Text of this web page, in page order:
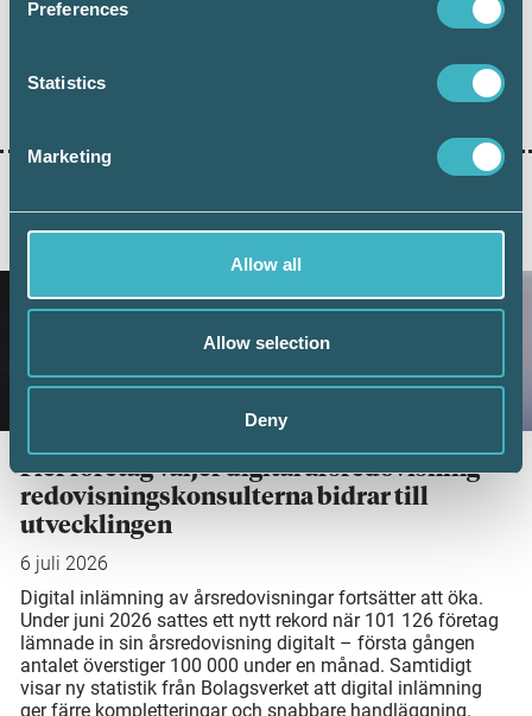
Preferences
Statistics
Marketing
Allow all
Allow selection
Deny
AUKTORISERAD LÖNEKONSULT
AKTUELLA ARTIKLAR
Fler företag väljer digital årsredovisning –
redovisningskonsulterna bidrar till
utvecklingen
6 juli 2026
Digital inlämning av årsredovisningar fortsätter att öka.
Under juni 2026 sattes ett nytt rekord när 101 126 företag
lämnade in sin årsredovisning digitalt – första gången
antalet överstiger 100 000 under en månad. Samtidigt
visar ny statistik från Bolagsverket att digital inlämning
ger färre kompletteringar och snabbare handläggning.